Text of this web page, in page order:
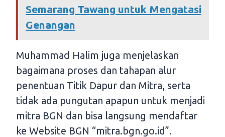
Semarang Tawang untuk Mengatasi
Genangan
Muhammad Halim juga menjelaskan
bagaimana proses dan tahapan alur
penentuan Titik Dapur dan Mitra, serta
tidak ada pungutan apapun untuk menjadi
mitra BGN dan bisa langsung mendaftar
ke Website BGN “mitra.bgn.go.id”.